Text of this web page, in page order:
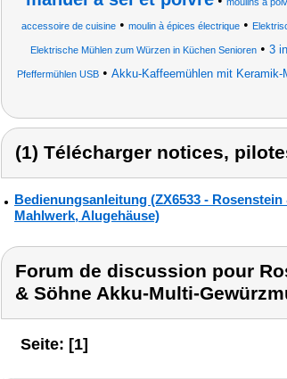
accessoire de cuisine• moulin à épices électrique•
Elektrische Mühlen zum Würzen in Küchen Senioren • 3
Pfeffermühlen USB• Akku-Kaffeemühlen mit Keramik-
(1) Télécharger notices,
Bedienungsanleitung (ZX6533 -
Mahlwerk, Alugehäuse)
Forum de discussion pour
& Söhne Akku-Multi-
Seite: [1]